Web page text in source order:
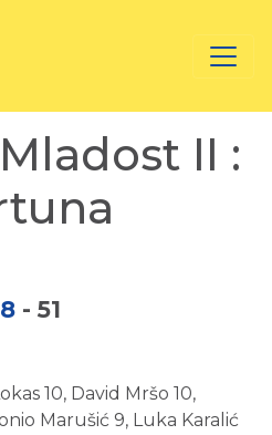
II :
- 51
10, David Mršo 10,
Marušić 9, Luka Karalić